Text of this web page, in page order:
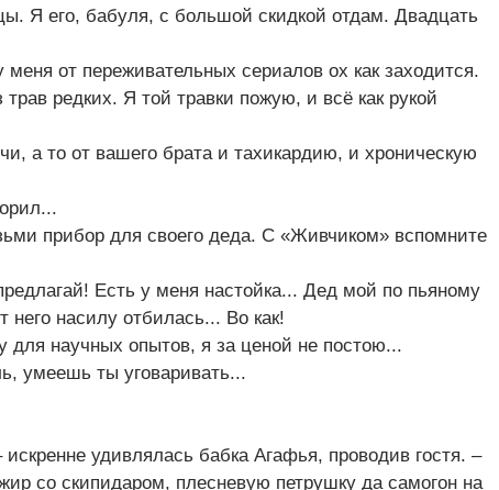
Я его, бабуля, с большой скидкой отдам. Двадцать
от переживательных сериалов ох как заходится.
редких. Я той травки пожую, и всё как рукой
а то от вашего брата и тахикардию, и хроническую
прибор для своего деда. С «Живчиком» вспомните
Есть у меня настойка... Дед мой по пьяному
него насилу отбилась... Во как!
для научных опытов, я за ценой не постою...
умеешь ты уговаривать...
удивлялась бабка Агафья, проводив гостя. –
со скипидаром, плесневую петрушку да самогон на